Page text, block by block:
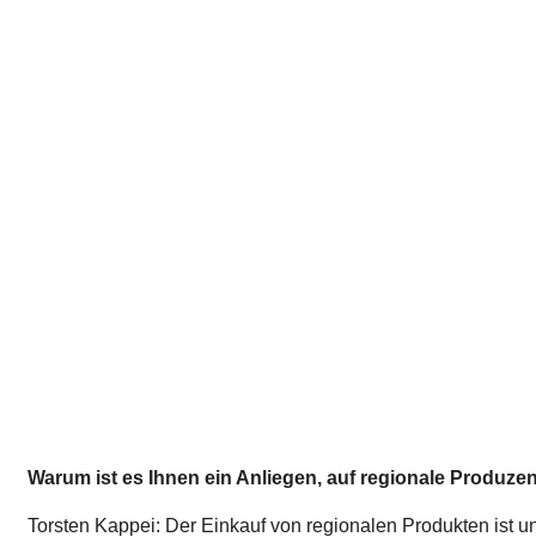
Warum ist es Ihnen ein Anliegen, auf regionale
Torsten Kappei: Der Einkauf von regionalen Produkten ist